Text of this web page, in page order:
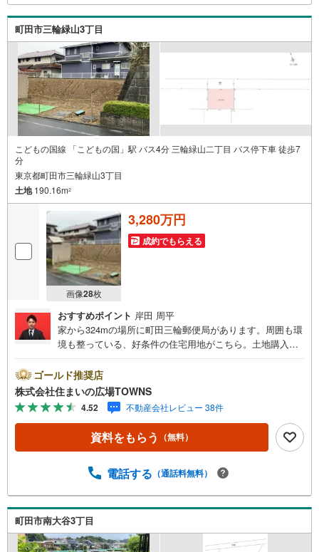
場もございますので、お車でのお越しも大歓迎です！
町田市三輪緑山3丁目
こどもの国線 「こどもの国」駅 バス4分 三輪緑山二丁目 バス停下車 徒歩7
分
東京都町田市三輪緑山3丁目
土地190.16m2
画像28枚
3,280万円
成約でもらえる
おすすめポイント 岸田 周平
家から324mの場所に町田三輪郵便局があります。周囲も環
境も整っている、好条件の住宅用地がこちら。土地購入を
地です。住みやすい空間の条件の1つに前面道路が6m以上
あるところを入れてみては。第一種低層住居専用地域はス
トレスフリーな生活を送ることができ、静かな生活に適し
ています。土地面積は190.16平米（実測）でございます。
【年中無休/9:00～21:00】人気物件は特にお問い合わせが
集中するため、お早めにお電話下さい。「室内・現地を見
その他、各種ご相談も承っております。○住宅ローンのご相
Sからお客様へ経験豊富なスタッフが親身になってお客様
に合った物件をご紹介させて頂きます！ /他社様掲載物件も
併せてご紹介可能ですのでお気軽にお問い合わせ下さい♪
駐車場もございますので、お車でのお越しも大歓迎です！
ゴールド推奨店
株式会社住まいの広場TOWNS
4.52 不動産会社レビュー 38件
資料をもらう （無料）
電話する （通話料無料）
町田市南大谷3丁目